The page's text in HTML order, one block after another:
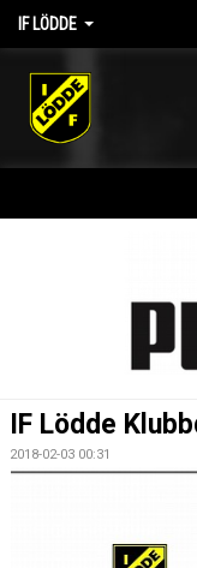
IF LÖDDE
MATCHER
KLUBBSHOPEN
IF Lödde
2018-02-03 00:31